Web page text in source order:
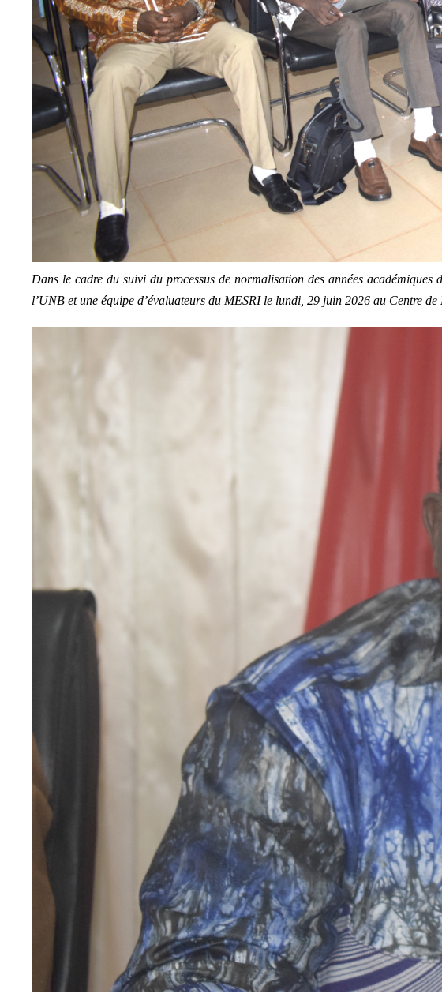
Dans le cadre du suivi du processus de normalisation des années académiques
l’UNB et une équipe d’évaluateurs du MESRI le lundi, 29 juin 2026 au Centre